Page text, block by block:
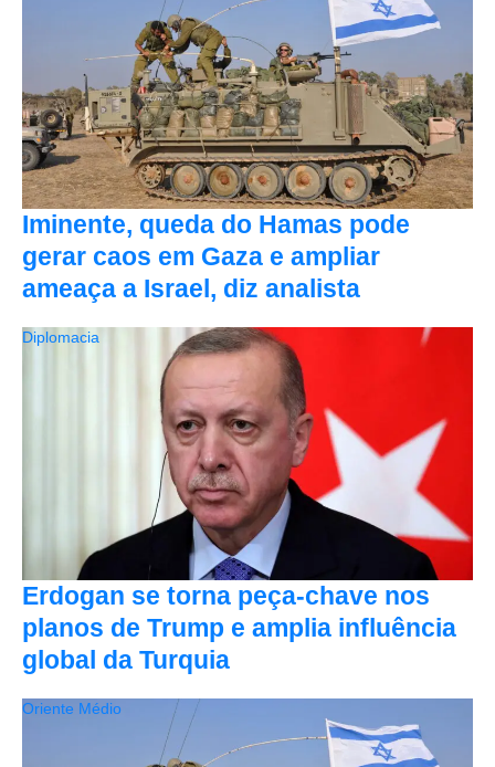
Iminente, queda do Hamas pode
gerar caos em Gaza e ampliar
ameaça a Israel, diz analista
Erdogan se torna peça-chave nos
planos de Trump e amplia influência
global da Turquia
Diplomacia
Oriente Médio